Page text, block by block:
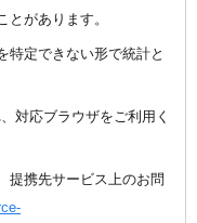
があります。
特定できない形で統計と
対応ブラウザをご利用く
提携先サービス上のお問